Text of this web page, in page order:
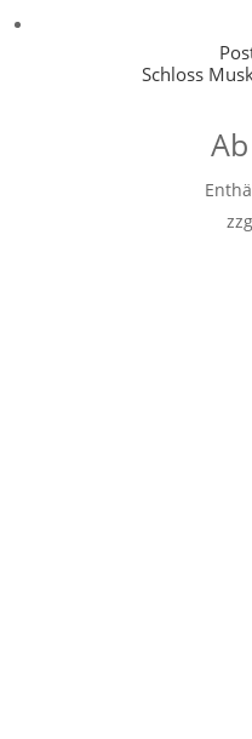
Schloss
Ab